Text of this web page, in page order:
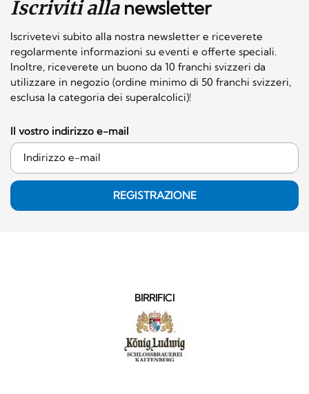
Iscriviti allanewsletter
Iscrivetevi subito alla nostra newsletter e riceverete
regolarmente informazioni su eventi e offerte speciali.
Inoltre, riceverete un buono da 10 franchi svizzeri da
utilizzare in negozio (ordine minimo di 50 franchi svizzeri,
esclusa la categoria dei superalcolici)!
Il vostro indirizzo e-mail
REGISTRAZIONE
BIRRIFICI